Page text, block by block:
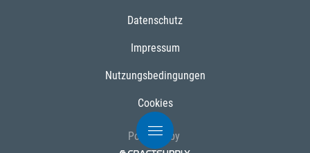
Datenschutz
Impressum
Nutzungsbedingungen
Cookies
Powered by